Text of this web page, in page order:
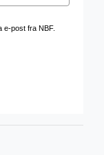
e-post fra NBF.